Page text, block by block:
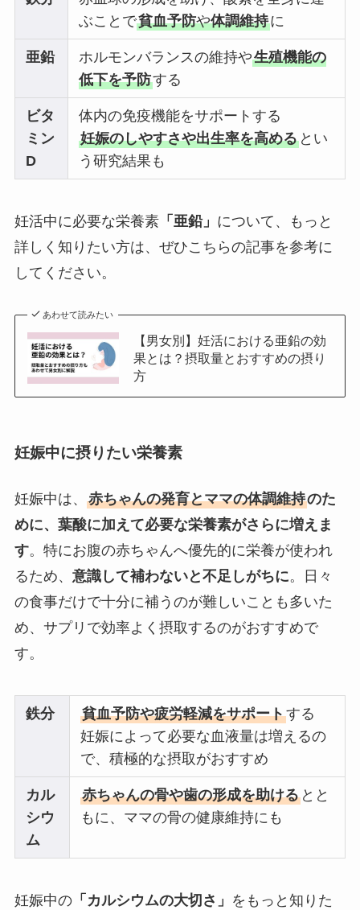
ぶことで貧血予防や体調維持に
亜鉛 ホルモンバランスの維持や生殖機能の
低下を予防する
ビタ
ミン
D
体内の免疫機能をサポートする
妊娠のしやすさや出生率を高める とい
う研究結果も
妊活中に必要な栄養素「亜鉛」 について、もっと
詳しく知りたい方は、ぜひこちらの記事を参考に
してください。
あわせて読みたい
【男女別】妊活における亜鉛の効
果とは？摂取量とおすすめの摂り
方
妊娠中に摂りたい栄養素
妊娠中は、 赤ちゃんの発育とママの体調維持のた
めに、葉酸に加えて必要な栄養素がさらに増えま
す。特にお腹の赤ちゃんへ優先的に栄養が使われ
るため、 意識して補わないと不足しがちに。日々
の食事だけで十分に補うのが難しいことも多いた
め、サプリで効率よく摂取するのがおすすめで
す。
鉄分 貧血予防や疲労軽減をサポートする
妊娠によって必要な血液量は増えるの
で、積極的な摂取がおすすめ
カル
シウ
ム
赤ちゃんの骨や歯の形成を助ける とと
もに、ママの骨の健康維持にも
妊娠中の「カルシウムの大切さ」 をもっと知りた